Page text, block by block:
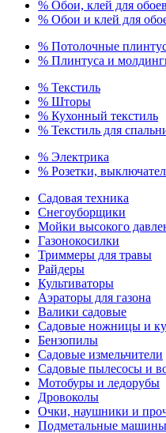
% Обои, клей для обоев
% Обои и клей для
% Потолочные
% Плинтуса и
% Текстиль
% Шторы
% Кухонный текстиль
% Текстиль для
% Электрика
% Розетки,
Садовая техника
Снегоуборщики
Мойки высокого
Газонокосилки
Триммеры для травы
Райдеры
Культиваторы
Аэраторы для газона
Валики садовые
Садовые ножницы и
Бензопилы
Садовые измельчители
Садовые пылесосы и
Мотобуры и ледорубы
Дровоколы
Очки, наушники и
Подметальные машины